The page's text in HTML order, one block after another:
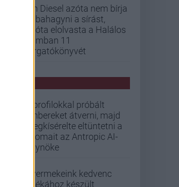
Vin Diesel azóta nem bírja
abbahagyni a sírást,
mióta elolvasta a Halálos
iramban 11
forgatókönyvét
Álprofilokkal próbált
embereket átverni, majd
megkísérelte eltüntetni a
nyomait az Antropic AI-
ügynöke
Gyermekeink kedvenc
játékához készült